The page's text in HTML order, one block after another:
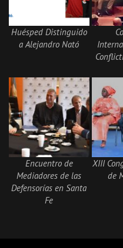
Huésped Distinguido
a Alejandro Nató
Encuentro de
Mediadores de las
Defensorías en Santa
Fe
XIII
de